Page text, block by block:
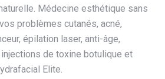
Médecine esthétique sans
problèmes cutanés, acné,
épilation laser, anti-âge,
de toxine botulique et
Elite.